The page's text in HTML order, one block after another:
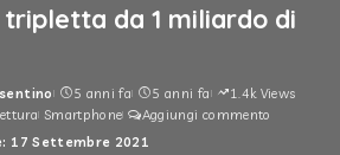
tripletta da 1 miliardo di
5 anni fa 5 anni fa
1.4k Views
Smartphone
Aggiungi commento
17 Settembre 2021